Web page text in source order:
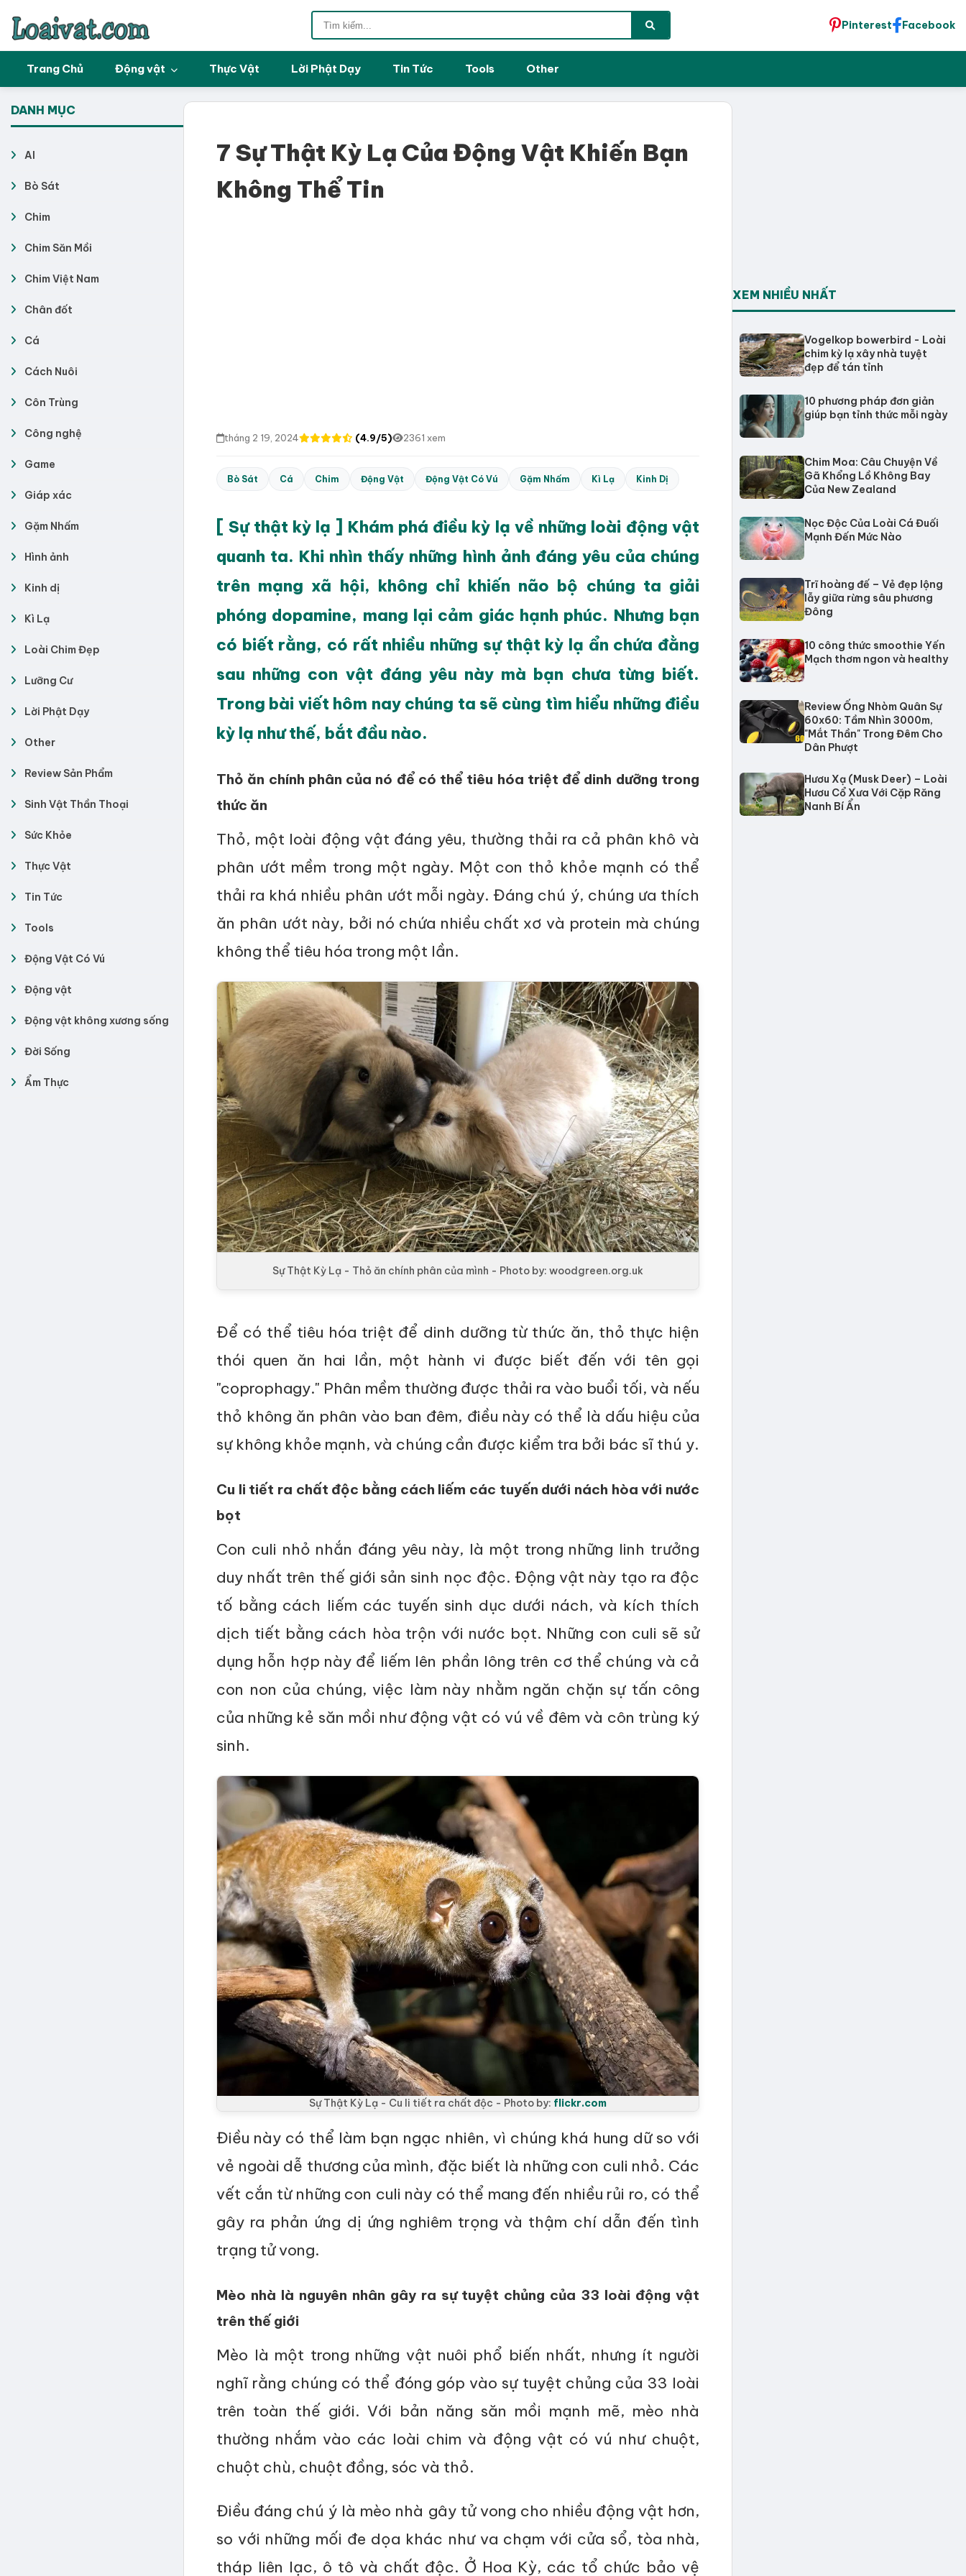
Pinterest Facebook
Trang Chủ Động vật Thực Vật Lời Phật Dạy Tin Tức Tools Other
DANH MỤC
AI
Bò Sát
Chim
Chim Săn Mồi
Chim Việt Nam
Chân đốt
Cá
Cách Nuôi
Côn Trùng
Công nghệ
Game
Giáp xác
Gặm Nhấm
Hình ảnh
Kinh dị
Kì Lạ
Loài Chim Đẹp
Lưỡng Cư
Lời Phật Dạy
Other
Review Sản Phẩm
Sinh Vật Thần Thoại
Sức Khỏe
Thực Vật
Tin Tức
Tools
Động Vật Có Vú
Động vật
Động vật không xương sống
Đời Sống
Ẩm Thực
7 Sự Thật Kỳ Lạ Của Động Vật Khiến Bạn
Không Thể Tin
tháng 2 19, 2024 (4.9/5) 2361 xem
Bò Sát Cá Chim Động Vật Động Vật Có Vú Gặm Nhấm Kì Lạ Kinh Dị
[ Sự thật kỳ lạ ] Khám phá điều kỳ lạ về những loài động vật
quanh ta. Khi nhìn thấy những hình ảnh đáng yêu của chúng
trên mạng xã hội, không chỉ khiến não bộ chúng ta giải
phóng dopamine, mang lại cảm giác hạnh phúc. Nhưng bạn
có biết rằng, có rất nhiều những sự thật kỳ lạ ẩn chứa đằng
sau những con vật đáng yêu này mà bạn chưa từng biết.
Trong bài viết hôm nay chúng ta sẽ cùng tìm hiểu những điều
kỳ lạ như thế, bắt đầu nào.
Thỏ ăn chính phân của nó để có thể tiêu hóa triệt để dinh dưỡng trong
thức ăn
Thỏ, một loài động vật đáng yêu, thường thải ra cả phân khô và
phân ướt mềm trong một ngày. Một con thỏ khỏe mạnh có thể
thải ra khá nhiều phân ướt mỗi ngày. Đáng chú ý, chúng ưa thích
ăn phân ướt này, bởi nó chứa nhiều chất xơ và protein mà chúng
không thể tiêu hóa trong một lần.
Sự Thật Kỳ Lạ - Thỏ ăn chính phân của mình - Photo by: woodgreen.org.uk
Để có thể tiêu hóa triệt để dinh dưỡng từ thức ăn, thỏ thực hiện
thói quen ăn hai lần, một hành vi được biết đến với tên gọi
"coprophagy." Phân mềm thường được thải ra vào buổi tối, và nếu
thỏ không ăn phân vào ban đêm, điều này có thể là dấu hiệu của
sự không khỏe mạnh, và chúng cần được kiểm tra bởi bác sĩ thú y.
Cu li tiết ra chất độc bằng cách liếm các tuyến dưới nách hòa với nước
bọt
Con culi nhỏ nhắn đáng yêu này, là một trong những linh trưởng
duy nhất trên thế giới sản sinh nọc độc. Động vật này tạo ra độc
tố bằng cách liếm các tuyến sinh dục dưới nách, và kích thích
dịch tiết bằng cách hòa trộn với nước bọt. Những con culi sẽ sử
dụng hỗn hợp này để liếm lên phần lông trên cơ thể chúng và cả
con non của chúng, việc làm này nhằm ngăn chặn sự tấn công
của những kẻ săn mồi như động vật có vú về đêm và côn trùng ký
sinh.
Sự Thật Kỳ Lạ - Cu li tiết ra chất độc - Photo by: flickr.com
Điều này có thể làm bạn ngạc nhiên, vì chúng khá hung dữ so với
vẻ ngoài dễ thương của mình, đặc biết là những con culi nhỏ. Các
vết cắn từ những con culi này có thể mang đến nhiều rủi ro, có thể
gây ra phản ứng dị ứng nghiêm trọng và thậm chí dẫn đến tình
trạng tử vong.
Mèo nhà là nguyên nhân gây ra sự tuyệt chủng của 33 loài động vật
trên thế giới
Mèo là một trong những vật nuôi phổ biến nhất, nhưng ít người
nghĩ rằng chúng có thể đóng góp vào sự tuyệt chủng của 33 loài
trên toàn thế giới. Với bản năng săn mồi mạnh mẽ, mèo nhà
thường nhắm vào các loài chim và động vật có vú như chuột,
chuột chù, chuột đồng, sóc và thỏ.
Điều đáng chú ý là mèo nhà gây tử vong cho nhiều động vật hơn,
so với những mối đe dọa khác như va chạm với cửa sổ, tòa nhà,
tháp liên lạc, ô tô và chất độc. Ở Hoa Kỳ, các tổ chức bảo vệ
XEM NHIỀU NHẤT
Vogelkop bowerbird - Loài
chim kỳ lạ xây nhà tuyệt
đẹp để tán tỉnh
10 phương pháp đơn giản
giúp bạn tỉnh thức mỗi ngày
Chim Moa: Câu Chuyện Về
Gã Khổng Lồ Không Bay
Của New Zealand
Nọc Độc Của Loài Cá Đuối
Mạnh Đến Mức Nào
Trĩ hoàng đế – Vẻ đẹp lộng
lẫy giữa rừng sâu phương
Đông
10 công thức smoothie Yến
Mạch thơm ngon và healthy
Review Ống Nhòm Quân Sự
60x60: Tầm Nhìn 3000m,
"Mắt Thần" Trong Đêm Cho
Dân Phượt
Hươu Xạ (Musk Deer) – Loài
Hươu Cổ Xưa Với Cặp Răng
Nanh Bí Ẩn